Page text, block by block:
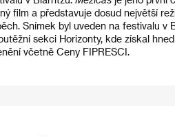
film a představuje dosud největší
Snímek byl uveden na festivalu v
sekci Horizonty, kde získal
včetně Ceny FIPRESCI.